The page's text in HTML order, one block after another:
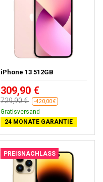
iPhone 13 512GB
309,90 €
729,90 € -420,00 €
Kostenloses Geschenk
24 MONATE GARANTIE
PREISNACHLASS